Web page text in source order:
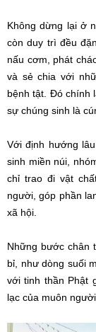
Không dừng lại ở
còn duy trì đều
nấu cơm, phát
và sẻ chia với
bệnh tật. Đó chính
sự chúng sinh là
Với định hướng
sinh miền núi,
chỉ trao đi vật
người, góp phần
xã hội.
Những bước chân
bỉ, như dòng suối
với tinh thần Phật
lạc của muôn